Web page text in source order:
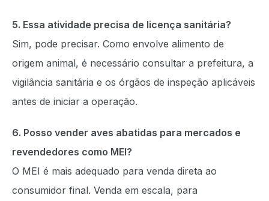
5. Essa atividade precisa de licença sanitária?
Sim, pode precisar. Como envolve alimento de
origem animal, é necessário consultar a prefeitura, a
vigilância sanitária e os órgãos de inspeção aplicáveis
antes de iniciar a operação.
6. Posso vender aves abatidas para mercados e
revendedores como MEI?
O MEI é mais adequado para venda direta ao
consumidor final. Venda em escala, para